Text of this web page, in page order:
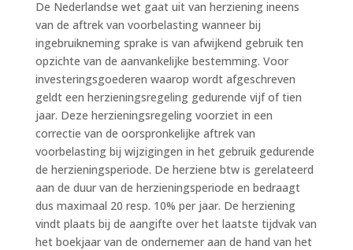
De Nederlandse wet gaat uit van herziening ineens
van de aftrek van voorbelasting wanneer bij
ingebruikneming sprake is van afwijkend gebruik ten
opzichte van de aanvankelijke bestemming. Voor
investeringsgoederen waarop wordt afgeschreven
geldt een herzieningsregeling gedurende vijf of tien
jaar. Deze herzieningsregeling voorziet in een
correctie van de oorspronkelijke aftrek van
voorbelasting bij wijzigingen in het gebruik gedurende
de herzieningsperiode. De herziene btw is gerelateerd
aan de duur van de herzieningsperiode en bedraagt
dus maximaal 20 resp. 10% per jaar. De herziening
vindt plaats bij de aangifte over het laatste tijdvak van
het boekjaar van de ondernemer aan de hand van het